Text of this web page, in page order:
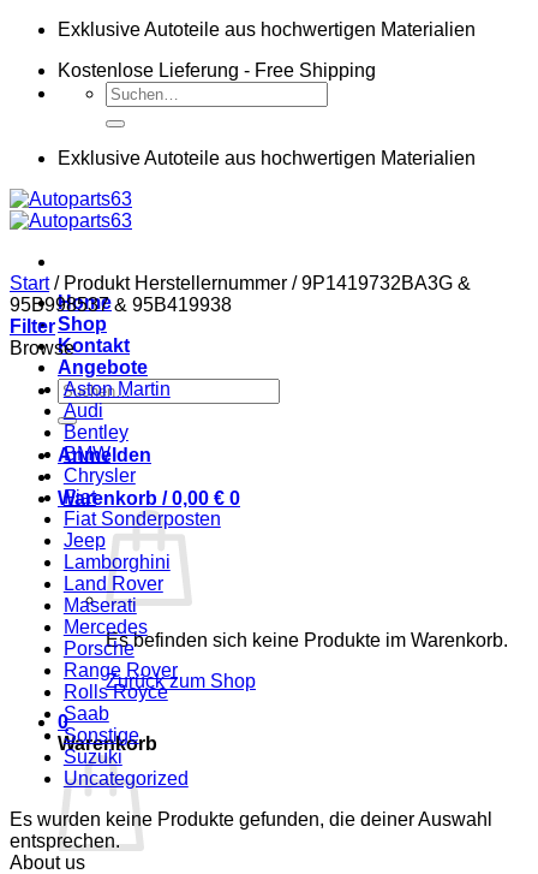
Zum
springen
Exklusive Autoteile aus hochwertigen Materialien
Kostenlose Lieferung - Free Shipping
Suchen
nach:
Exklusive Autoteile aus hochwertigen Materialien
Home
Shop
Kontakt
Angebote
Suchen
nach:
Anmelden
Warenkorb /0,00 € 0
Es befinden sich keine Produkte im Warenkorb.
Zurück zum Shop
0
Warenkorb
Start /Produkt Herstellernummer /9P1419732BA3G &
95B998537 & 95B419938
Filter
Browse
Aston Martin
Audi
Bentley
BMW
Chrysler
Fiat
Fiat Sonderposten
Jeep
Lamborghini
Land Rover
Maserati
Mercedes
Porsche
Range Rover
Rolls Royce
Saab
Sonstige
Suzuki
Uncategorized
Es wurden keine Produkte gefunden, die deiner Auswahl
entsprechen.
About us